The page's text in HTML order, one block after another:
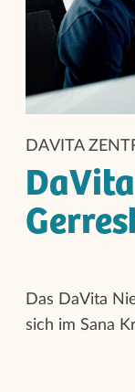
DAVITA
Das DaVita
sich im Sana